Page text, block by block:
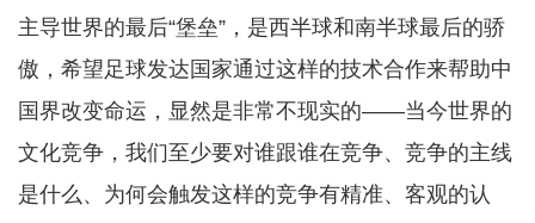
主导世界的最后“堡垒”，是西半球和南半球最后的骄
傲，希望足球发达国家通过这样的技术合作来帮助中
国界改变命运，显然是非常不现实的——当今世界的
文化竞争，我们至少要对谁跟谁在竞争、竞争的主线
是什么、为何会触发这样的竞争有精准、客观的认